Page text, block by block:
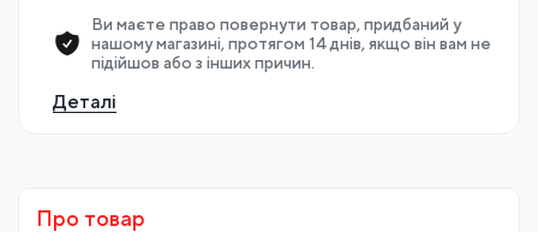
Ви маєте право повернути товар, придбаний у
нашому магазині, протягом 14 днів, якщо він вам не
підійшов або з інших причин.
Деталі
Про товар